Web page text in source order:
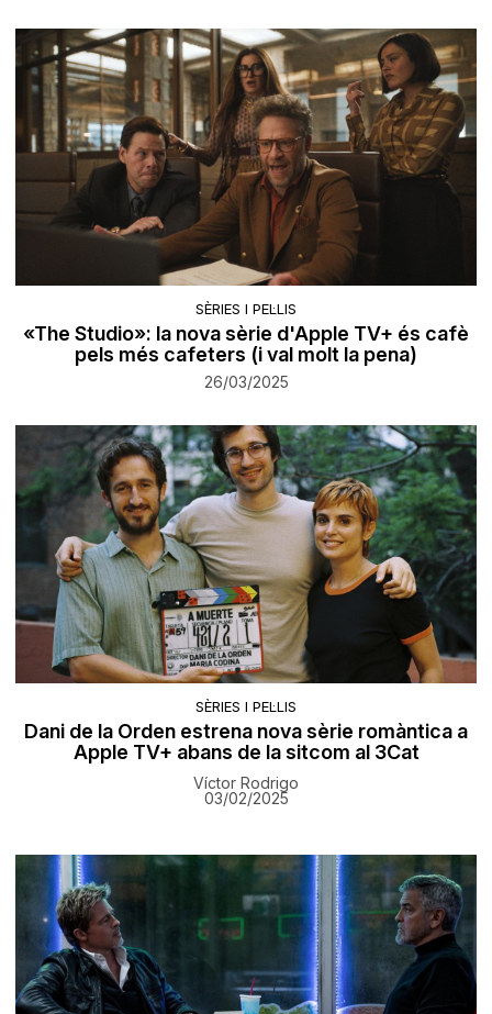
SÈRIES I PEL·LIS
«The Studio»: la nova sèrie d'Apple TV+ és cafè
pels més cafeters (i val molt la pena)
26/03/2025
SÈRIES I PEL·LIS
Dani de la Orden estrena nova sèrie romàntica a
Apple TV+ abans de la sitcom al 3Cat
Víctor Rodrigo
03/02/2025